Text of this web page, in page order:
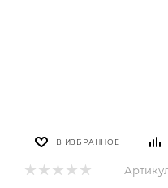
В ИЗБРАННОЕ